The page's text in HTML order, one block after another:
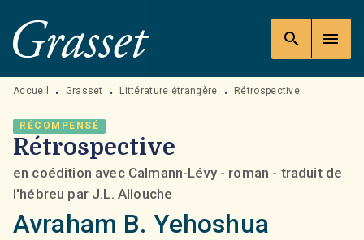
MENU RECHERCHE
PIED DE PAGE
search menu
Accueil • Grasset • Littérature étrangère • Rétrospective
RÉCOMPENSÉ
Rétrospective
en coédition avec Calmann-Lévy - roman - traduit de
l'hébreu par J.L. Allouche
Avraham B. Yehoshua